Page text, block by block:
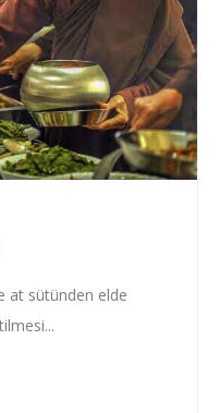
at sütünden elde